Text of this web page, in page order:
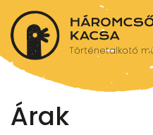
tartalomra
Árak